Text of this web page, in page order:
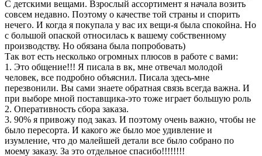
С детскими вещами. Взрослый ассортимент я начала возить
совсем недавно. Поэтому о качестве той страны и спорить
нечего. И когда я покупала у вас их вещи-я была спокойна. Но
с большой опаской относилась к вашему собственному
производству. Но обязана была попробовать)
Так вот есть несколько огромных плюсов в работе с вами:
1. Это общение!!! Я писала в вк, мне отвечал молодой
человек, все подробно объяснил. Писала здесь-мне
перезвонили. Вы сами знаете обратная связь всегда важна. И
при выборе мной поставщика-это тоже играет большую роль
2. Оперативность сбора заказа.
3. 90% я привожу под заказ. И поэтому очень важно, чтобы не
было пересорта. И какого же было мое удивление и
изумление, что до малейшей детали все было собрано по
моему заказу. За это отдельное спасибо!!!!!!!!